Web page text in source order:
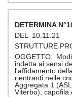
10.11.21
indetta ai sensi
l'affidamento
rientranti nelle
Aggregata 1
Viterbo), capofila